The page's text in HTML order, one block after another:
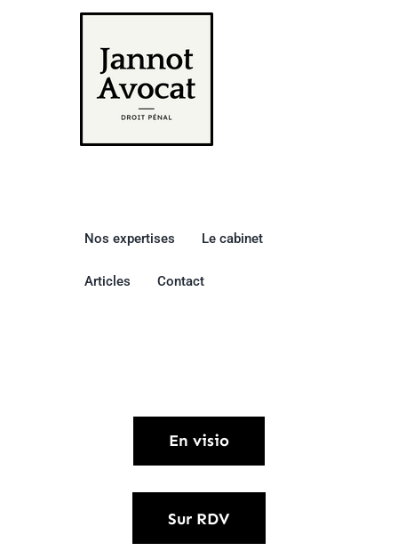
Nos expertises Le cabinet
Articles Contact
En visio
Sur RDV